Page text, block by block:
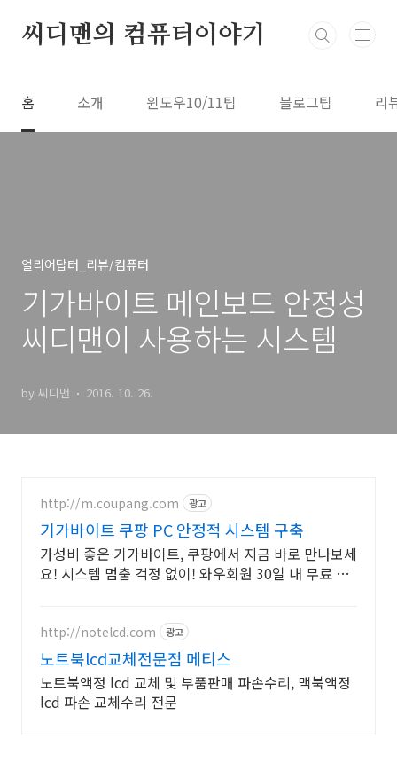
씨디맨의 컴퓨터이야기
홈 소개 윈도우10/11팁 블로그팁 리
얼리어답터_리뷰/컴퓨터
기가바이트 메인보드 안정성
씨디맨이 사용하는 시스템
by 씨디맨 2016. 10. 26.
http://m.coupang.com 광고
기가바이트 쿠팡 PC 안정적 시스템 구축
가성비 좋은 기가바이트, 쿠팡에서 지금 바로 만나보세
요! 시스템 멈춤 걱정 없이! 와우회원 30일 내 무료 반
http://notelcd.com 광고
노트북lcd교체전문점 메티스
노트북액정 lcd 교체 및 부품판매 파손수리, 맥북액정
lcd 파손 교체수리 전문